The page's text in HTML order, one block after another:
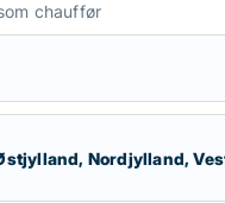
chauffør
Nordjylland,